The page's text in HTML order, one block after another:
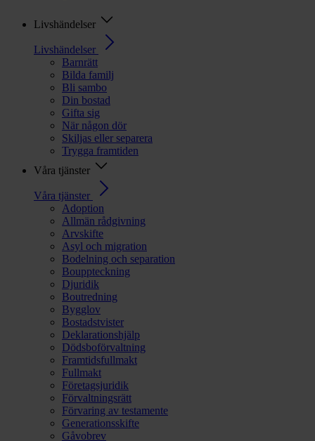
Livshändelser
Livshändelser
Barnrätt
Bilda familj
Bli sambo
Din bostad
Gifta sig
När någon dör
Skiljas eller separera
Trygga framtiden
Våra tjänster
Våra tjänster
Adoption
Allmän rådgivning
Arvskifte
Asyl och migration
Bodelning och separation
Bouppteckning
Djuridik
Boutredning
Bygglov
Bostadstvister
Deklarationshjälp
Dödsboförvaltning
Framtidsfullmakt
Fullmakt
Företagsjuridik
Förvaltningsrätt
Förvaring av testamente
Generationsskifte
Gåvobrev